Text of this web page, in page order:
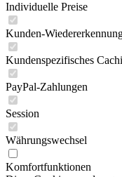
Individuelle Preise
Kunden-
Kundenspezifisches
PayPal-Zahlungen
Session
Währungswechsel
Komfortfunktionen